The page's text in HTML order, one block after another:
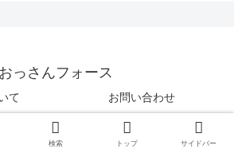
おっさんフォース
て
お問い合わせ
ー
サイトマップ
おっさんフォース.
検索 トップ サイドバー